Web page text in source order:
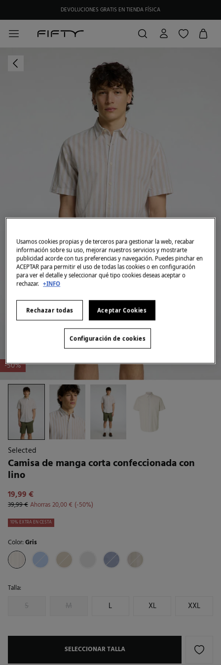
DEVOLUCIONES GRATIS EN TIENDA FÍSICA
-50%
Selected
Camisa de manga corta confeccionada con
lino
19,99 €
39,99 €Ahorras20,00 € 50
10% EXTRA EN CESTA
Color:Gris
Talla:
S M L XL XXL
SELECCIONAR TALLA
Usamos cookies propias y de terceros para gestionar la web, recabar
información sobre su uso, mejorar nuestros servicios y mostrarte
publicidad acorde con tus preferencias y navegación. Puedes pinchar en
ACEPTAR para permitir el uso de todas las cookies o en configuración
para ver el detalle y seleccionar qué tipo cookies deseas aceptar o
rechazar. +INFO
Rechazar todas Aceptar Cookies
Configuración de cookies